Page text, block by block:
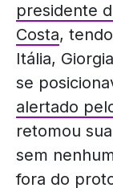
presidente
Costa,
Itália,
se
alertado
retomou
sem
fora do